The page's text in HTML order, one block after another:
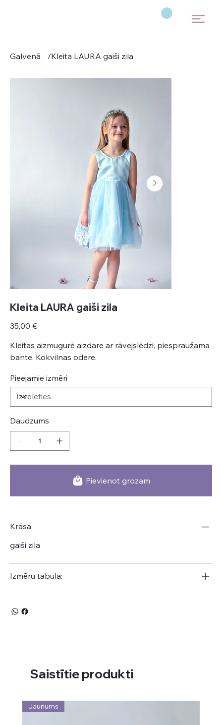
Galvenā /Kleita LAURA gaiši zila
Kleita LAURA gaiši zila
35,00 €
Kleitas aizmugurē aizdare ar rāvejslēdzi, piespraužama
bante. Kokvilnas odere.
Pieejamie izmēri
Daudzums
Pievienot grozam
Krāsa
gaiši zila
Izmēru tabula:
Saistītie produkti
Jaunums